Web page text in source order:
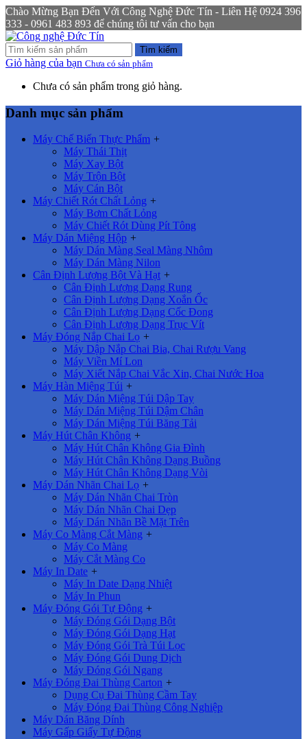
Chào Mừng Bạn Đến Với Công Nghệ Đức Tín - Liên Hệ 0924 396
333 - 0961 483 893 để chúng tôi tư vấn cho bạn
Tìm kiếm
Giỏ hàng của bạn Chưa có sản phẩm
Chưa có sản phẩm trong giỏ hàng.
Danh mục sản phẩm
Máy Chế Biến Thực Phẩm +
Máy Thái Thịt
Máy Xay Bột
Máy Trộn Bột
Máy Cán Bột
Máy Chiết Rót Chất Lỏng +
Máy Bơm Chất Lỏng
Máy Chiết Rót Dùng Pít Tông
Máy Dán Miệng Hộp +
Máy Dán Màng Seal Màng Nhôm
Máy Dán Màng Nilon
Cân Định Lượng Bột Và Hạt +
Cân Định Lượng Dạng Rung
Cân Định Lượng Dạng Xoắn Ốc
Cân Định Lượng Dạng Cốc Đong
Cân Định Lượng Dạng Trục Vít
Máy Đóng Nắp Chai Lọ +
Máy Dập Nắp Chai Bia, Chai Rượu Vang
Máy Viền Mí Lon
Máy Xiết Nắp Chai Vắc Xin, Chai Nước Hoa
Máy Hàn Miệng Túi +
Máy Dán Miệng Túi Dập Tay
Máy Dán Miệng Túi Dậm Chân
Máy Dán Miệng Túi Băng Tải
Máy Hút Chân Không +
Máy Hút Chân Không Gia Đình
Máy Hút Chân Không Dạng Buồng
Máy Hút Chân Không Dạng Vòi
Máy Dán Nhãn Chai Lọ +
Máy Dán Nhãn Chai Tròn
Máy Dán Nhãn Chai Dẹp
Máy Dán Nhãn Bề Mặt Trên
Máy Co Màng Cắt Màng +
Máy Co Màng
Máy Cắt Màng Co
Máy In Date +
Máy In Date Dạng Nhiệt
Máy In Phun
Máy Đóng Gói Tự Động +
Máy Đóng Gói Dạng Bột
Máy Đóng Gói Dạng Hạt
Máy Đóng Gói Trà Túi Lọc
Máy Đóng Gói Dung Dịch
Máy Đóng Gói Ngang
Máy Đóng Đai Thùng Carton +
Dụng Cụ Đai Thùng Cầm Tay
Máy Đóng Đai Thùng Công Nghiệp
Máy Dán Băng Dính
Máy Gấp Giấy Tự Động